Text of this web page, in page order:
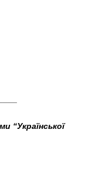
“Української